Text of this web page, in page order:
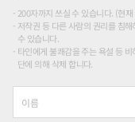
200자까지 쓰실 수 있습니다. (현
저작권 등 다른 사람의 권리를 침
수 있습니다.
타인에게 불쾌감을 주는 욕설 등
단에 의해 삭제 합니다.